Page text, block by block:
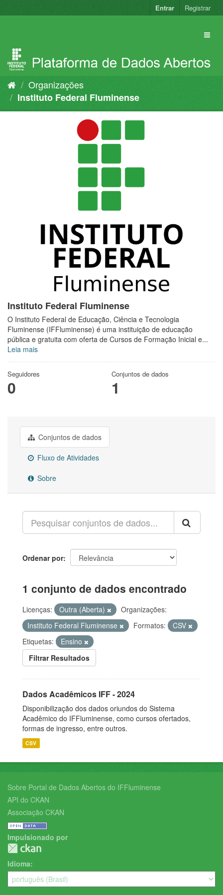
para
Entrar Registrar
Organizações
Instituto Federal Fluminense
Instituto Federal Fluminense
O Instituto Federal de Educação, Ciência e Tecnologia
Fluminense (IFFluminense) é uma instituição de educação
pública e gratuita com oferta de Cursos de Formação Inicial e...
Leia mais
Seguidores
0
Conjuntos de dados
1
Conjuntos de dados
Fluxo de Atividades
Sobre
Ordenar por
1 conjunto de dados encontrado
Licenças: Outra (Aberta)
Organizações:
Instituto Federal Fluminense
Formatos:
CSV
Etiquetas:
Ensino
Filtrar Resultados
Dados Acadêmicos IFF - 2024
Disponibilização dos dados oriundos do Sistema
Acadêmico do IFFluminense, como cursos ofertados,
formas de ingresso, entre outros.
CSV
Sobre Portal de Dados Abertos do IFFluminense
API do CKAN
Associação CKAN
Impulsionado por
Idioma